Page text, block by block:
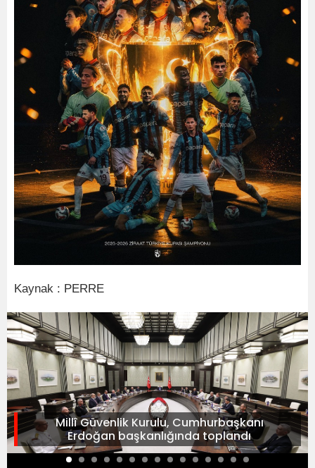
Kaynak : PERRE
Millî Güvenlik Kurulu, Cumhurbaşkanı
Erdoğan başkanlığında toplandı